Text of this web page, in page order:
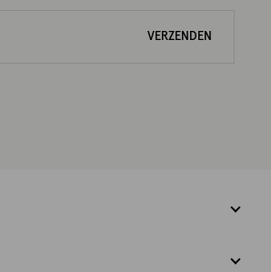
VERZENDEN